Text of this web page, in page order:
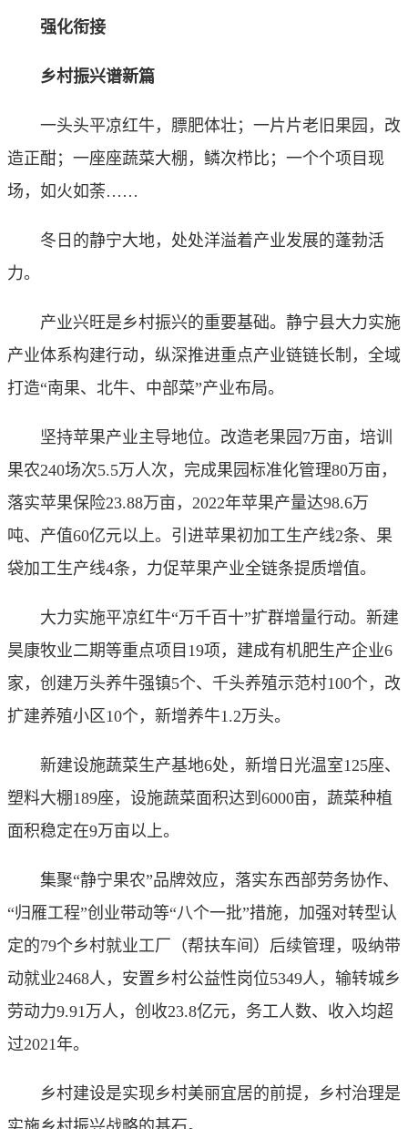
强化衔接
乡村振兴谱新篇
一头头平凉红牛，膘肥体壮；一片片老旧果园，改
造正酣；一座座蔬菜大棚，鳞次栉比；一个个项目现
场，如火如荼……
冬日的静宁大地，处处洋溢着产业发展的蓬勃活
力。
产业兴旺是乡村振兴的重要基础。静宁县大力实施
产业体系构建行动，纵深推进重点产业链链长制，全域
打造“南果、北牛、中部菜”产业布局。
坚持苹果产业主导地位。改造老果园7万亩，培训
果农240场次5.5万人次，完成果园标准化管理80万亩，
落实苹果保险23.88万亩，2022年苹果产量达98.6万
吨、产值60亿元以上。引进苹果初加工生产线2条、果
袋加工生产线4条，力促苹果产业全链条提质增值。
大力实施平凉红牛“万千百十”扩群增量行动。新建
昊康牧业二期等重点项目19项，建成有机肥生产企业6
家，创建万头养牛强镇5个、千头养殖示范村100个，改
扩建养殖小区10个，新增养牛1.2万头。
新建设施蔬菜生产基地6处，新增日光温室125座、
塑料大棚189座，设施蔬菜面积达到6000亩，蔬菜种植
面积稳定在9万亩以上。
集聚“静宁果农”品牌效应，落实东西部劳务协作、
“归雁工程”创业带动等“八个一批”措施，加强对转型认
定的79个乡村就业工厂（帮扶车间）后续管理，吸纳带
动就业2468人，安置乡村公益性岗位5349人，输转城乡
劳动力9.91万人，创收23.8亿元，务工人数、收入均超
过2021年。
乡村建设是实现乡村美丽宜居的前提，乡村治理是